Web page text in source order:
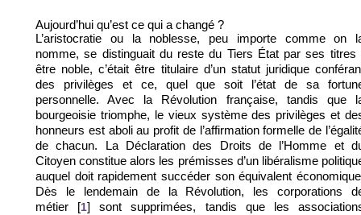
Aujourd’hui qu’est ce qui a changé ?
L’aristocratie ou la noblesse, peu importe comme on
nomme, se distinguait du reste du Tiers État par ses titres
être noble, c’était être titulaire d’un statut juridique
des privilèges et ce, quel que soit l’état de sa
personnelle. Avec la Révolution française, tandis que
bourgeoisie triomphe, le vieux système des privilèges et
honneurs est aboli au profit de l’affirmation formelle de
de chacun. La Déclaration des Droits de l’Homme et
Citoyen constitue alors les prémisses d’un libéralisme
auquel doit rapidement succéder son équivalent
Dès le lendemain de la Révolution, les corporations
métier [1]
sont supprimées, tandis que les